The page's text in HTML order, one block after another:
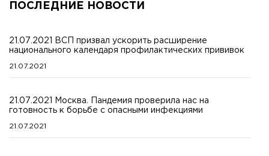
ПОСЛЕДНИЕ НОВОСТИ
21.07.2021 ВСП призвал ускорить расширение
национального календаря профилактических прививок
21.07.2021
21.07.2021 Москва. Пандемия проверила нас на
готовность к борьбе с опасными инфекциями
21.07.2021